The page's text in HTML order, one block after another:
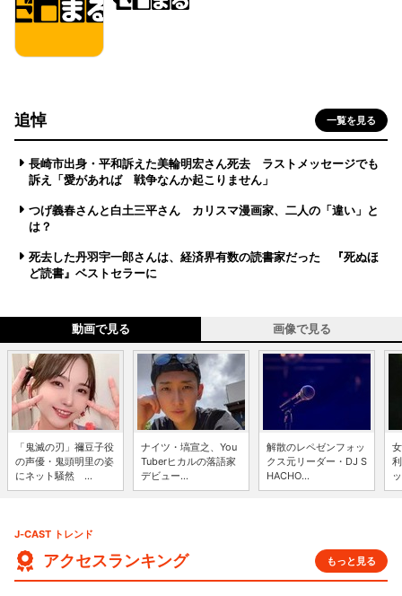
追悼 一覧を見る
長崎市出身・平和訴えた美輪明宏さん死去 ラストメッセージでも
訴え「愛があれば 戦争なんか起こりません」
つげ義春さんと白土三平さん カリスマ漫画家、二人の「違い」と
は？
死去した丹羽宇一郎さんは、経済界有数の読書家だった 『死ぬほ
ど読書』ベストセラーに
動画で見る 画像で見る
「鬼滅の刃」禰豆子役
の声優・鬼頭明里の姿
にネット騒然 ...
ナイツ・塙宣之、You
Tuberヒカルの落語家
デビュー...
解散のレペゼンフォッ
クス元リーダー・DJ S
HACHO...
J-CAST トレンド
アクセスランキング もっと見る